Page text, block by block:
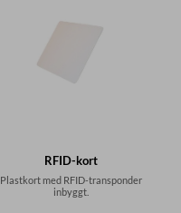
RFID-kort
Plastkort med RFID-transponder
inbyggt.